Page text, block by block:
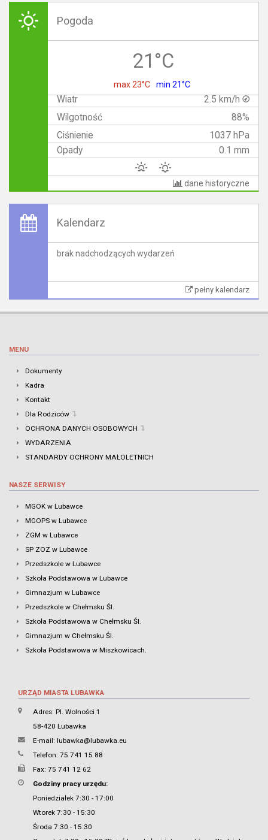
Pogoda
21°C
max 23°C min 21°C
Wiatr
2.5 km/h
Wilgotność
88%
Ciśnienie
1037 hPa
Opady
0.1 mm
dane historyczne
Kalendarz
brak nadchodzących wydarzeń
pełny kalendarz
MENU
Dokumenty
Kadra
Kontakt
Dla Rodziców
OCHRONA DANYCH OSOBOWYCH
WYDARZENIA
STANDARDY OCHRONY MAŁOLETNICH
NASZE SERWISY
MGOK w Lubawce
MGOPS w Lubawce
ZGM w Lubawce
SP ZOZ w Lubawce
Przedszkole w Lubawce
Szkoła Podstawowa w Lubawce
Gimnazjum w Lubawce
Przedszkole w Chełmsku Śl.
Szkoła Podstawowa w Chełmsku Śl.
Gimnazjum w Chełmsku Śl.
Szkoła Podstawowa w Miszkowicach.
URZĄD MIASTA LUBAWKA
Adres: Pl. Wolności 1
58-420 Lubawka
E-mail: lubawka@lubawka.eu
Telefon: 75 741 15 88
Fax: 75 741 12 62
Godziny pracy urzędu:
Poniedziałek 7:30 - 17:00
Wtorek 7:30 - 15:30
Środa 7:30 - 15:30